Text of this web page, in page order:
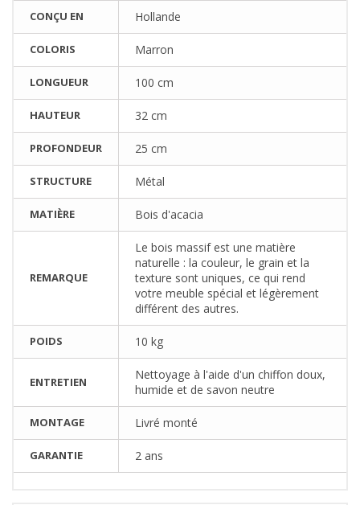
CONÇU EN Hollande
COLORIS Marron
LONGUEUR 100 cm
HAUTEUR 32 cm
PROFONDEUR 25 cm
STRUCTURE Métal
MATIÈRE Bois d'acacia
REMARQUE
Le bois massif est une matière
naturelle : la couleur, le grain et la
texture sont uniques, ce qui rend
votre meuble spécial et légèrement
différent des autres.
POIDS 10 kg
ENTRETIEN
Nettoyage à l'aide d'un chiffon doux,
humide et de savon neutre
MONTAGE Livré monté
GARANTIE 2 ans